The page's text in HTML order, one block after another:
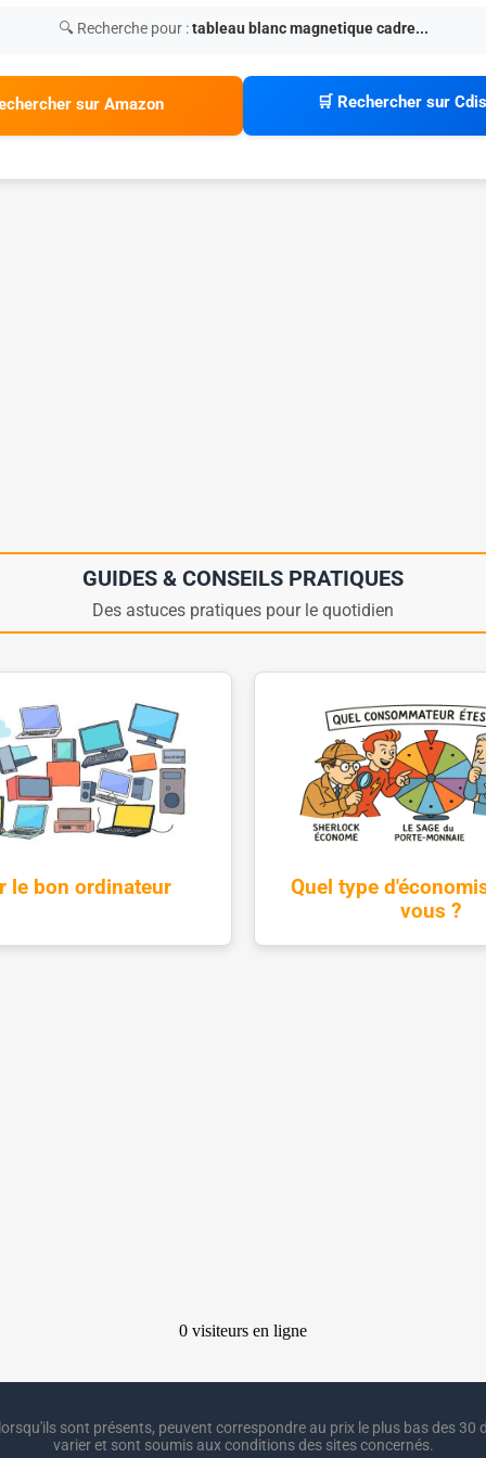
🔍 Recherche pour :tableau blanc magnetique cadre...
sur Amazon 🛒 Rechercher sur
GUIDES & CONSEILS PRATIQUES
Des astuces pratiques pour le quotidien
le bon ordinateur
Quel type
vous ?
sont présents, peuvent correspondre au prix le plus bas des 30
varier et sont soumis aux conditions des sites concernés.